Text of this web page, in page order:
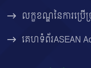
លក្ខខណ្ឌនៃការប្រ
គេហទំព័រASEAN